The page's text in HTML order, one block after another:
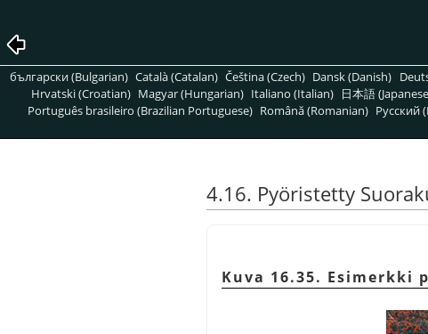
български (Bulgarian) Català (Catalan) Čeština (Czech) Dansk (Danish)
Hrvatski (Croatian) Magyar (Hungarian) Italiano (Italian) 日本語
Português brasileiro (Brazilian Portuguese) Română (Romanian) Pусский
4.16. Pyöristetty
Kuva 16.35.